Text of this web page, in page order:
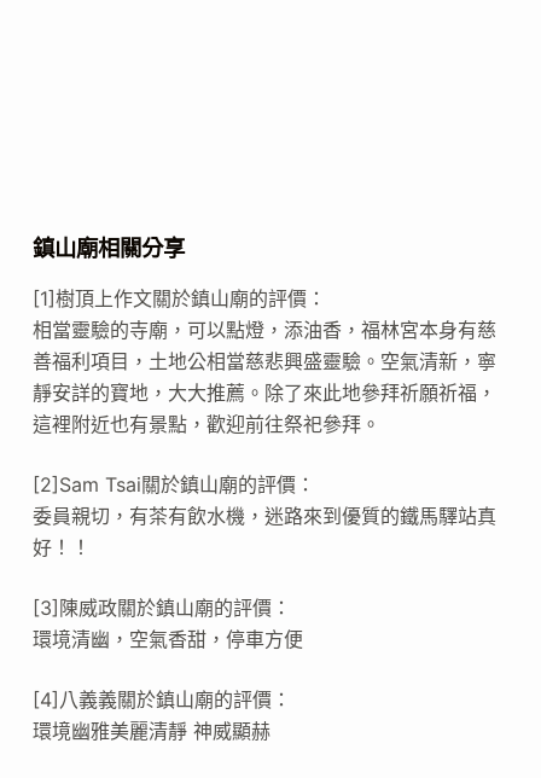
鎮山廟相關分享
[1]樹頂上作文關於鎮山廟的評價：
相當靈驗的寺廟，可以點燈，添油香，福林宮本身有慈
善福利項目，土地公相當慈悲興盛靈驗。空氣清新，寧
靜安詳的寶地，大大推薦。除了來此地參拜祈願祈福，
這裡附近也有景點，歡迎前往祭祀參拜。
[2]Sam Tsai關於鎮山廟的評價：
委員親切，有茶有飲水機，迷路來到優質的鐵馬驛站真
好！！
[3]陳威政關於鎮山廟的評價：
環境清幽，空氣香甜，停車方便
[4]八義義關於鎮山廟的評價：
環境幽雅美麗清靜 神威顯赫